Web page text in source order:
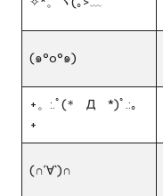
(๑°o°๑)
+。:.ﾟ(*゚Д゚*)ﾟ.:。
+
(∩´∀`)∩